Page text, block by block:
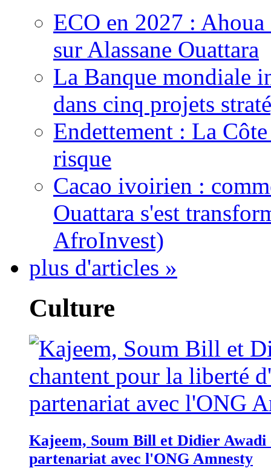
ECO en 2027 :
sur Alassane Ouattara
La Banque mondiale
dans cinq projets
Endettement : La
risque
Cacao ivoirien :
Ouattara s'est
AfroInvest)
plus d'articles »
Culture
Kajeem, Soum Bill et Didier
partenariat avec l'ONG Amnesty